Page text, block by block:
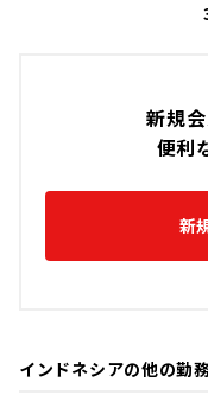
新規
便利
新
インドネシアの他の勤